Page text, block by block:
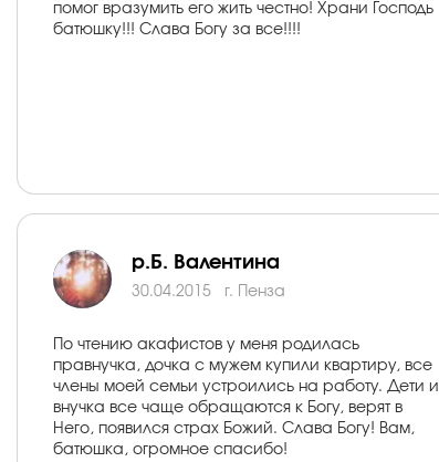
помог вразумить его жить честно! Храни Господь
батюшку!!! Слава Богу за все!!!!
р.Б. Валентина
30.04.2015 г. Пенза
По чтению акафистов у меня родилась
правнучка, дочка с мужем купили квартиру, все
члены моей семьи устроились на работу. Дети и
внучка все чаще обращаются к Богу, верят в
Него, появился страх Божий. Слава Богу! Вам,
батюшка, огромное спасибо!